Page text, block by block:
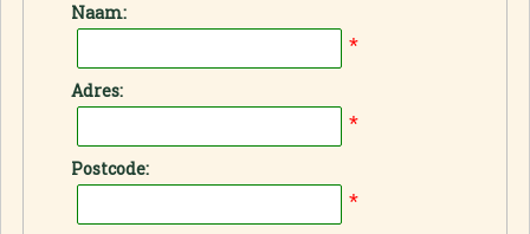
Naam:
*
Adres:
*
Postcode:
*